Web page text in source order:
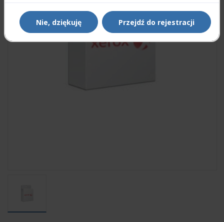
Nie, dziękuję Przejdź do rejestracji